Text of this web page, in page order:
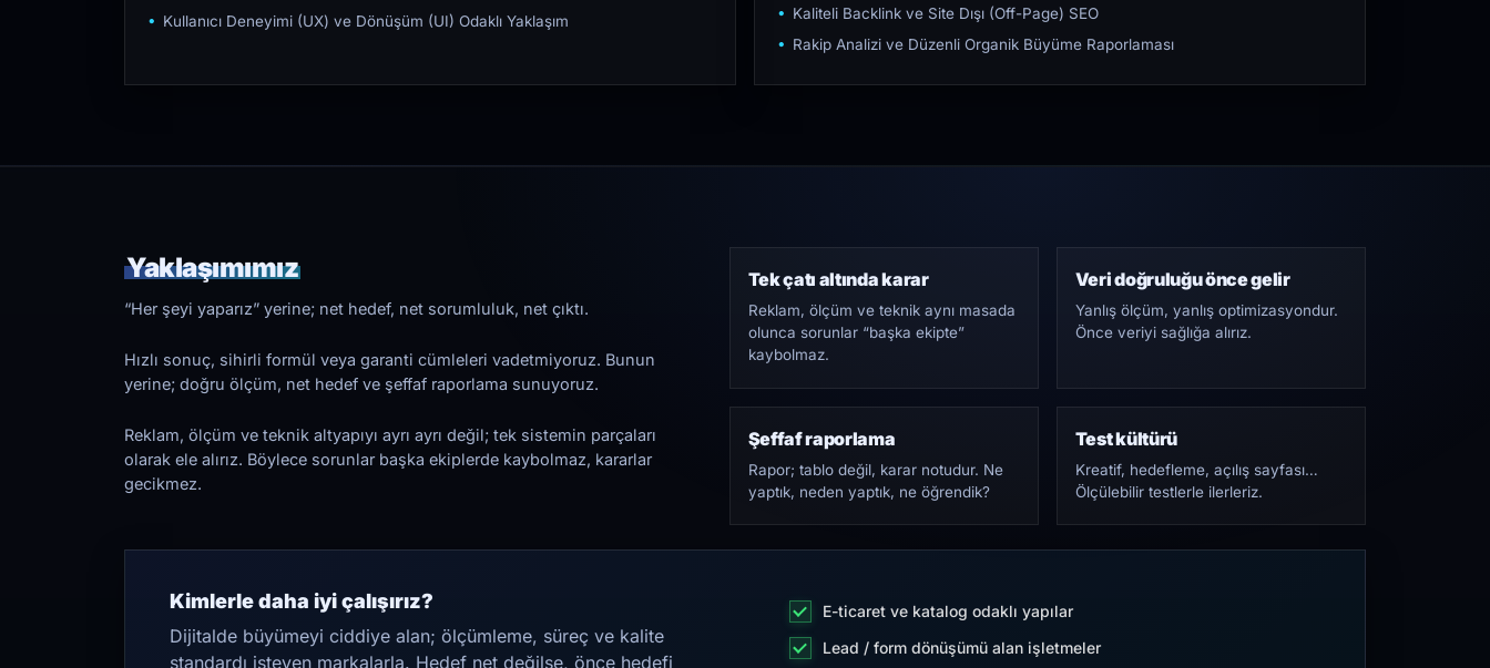
Kullanıcı Deneyimi (UX) ve Dönüşüm (UI) Odaklı Yaklaşım
Kaliteli Backlink ve Site Dışı (Off-Page) SEO
Rakip Analizi ve Düzenli Organik Büyüme Raporlaması
Yaklaşımımız
“Her şeyi yaparız” yerine; net hedef, net sorumluluk, net çıktı.
Hızlı sonuç, sihirli formül veya garanti cümleleri vadetmiyoruz. Bunun
yerine; doğru ölçüm, net hedef ve şeffaf raporlama sunuyoruz.
Reklam, ölçüm ve teknik altyapıyı ayrı ayrı değil; tek sistemin parçaları
olarak ele alırız. Böylece sorunlar başka ekiplerde kaybolmaz, kararlar
gecikmez.
Tek çatı altında karar
Reklam, ölçüm ve teknik aynı masada
olunca sorunlar “başka ekipte”
kaybolmaz.
Veri doğruluğu önce gelir
Yanlış ölçüm, yanlış optimizasyondur.
Önce veriyi sağlığa alırız.
Şeffaf raporlama
Rapor; tablo değil, karar notudur. Ne
yaptık, neden yaptık, ne öğrendik?
Test kültürü
Kreatif, hedefleme, açılış sayfası…
Ölçülebilir testlerle ilerleriz.
Kimlerle daha iyi çalışırız?
Dijitalde büyümeyi ciddiye alan; ölçümleme, süreç ve kalite
standardı isteyen markalarla. Hedef net değilse, önce hedefi
E-ticaret ve katalog odaklı yapılar
Lead / form dönüşümü alan işletmeler